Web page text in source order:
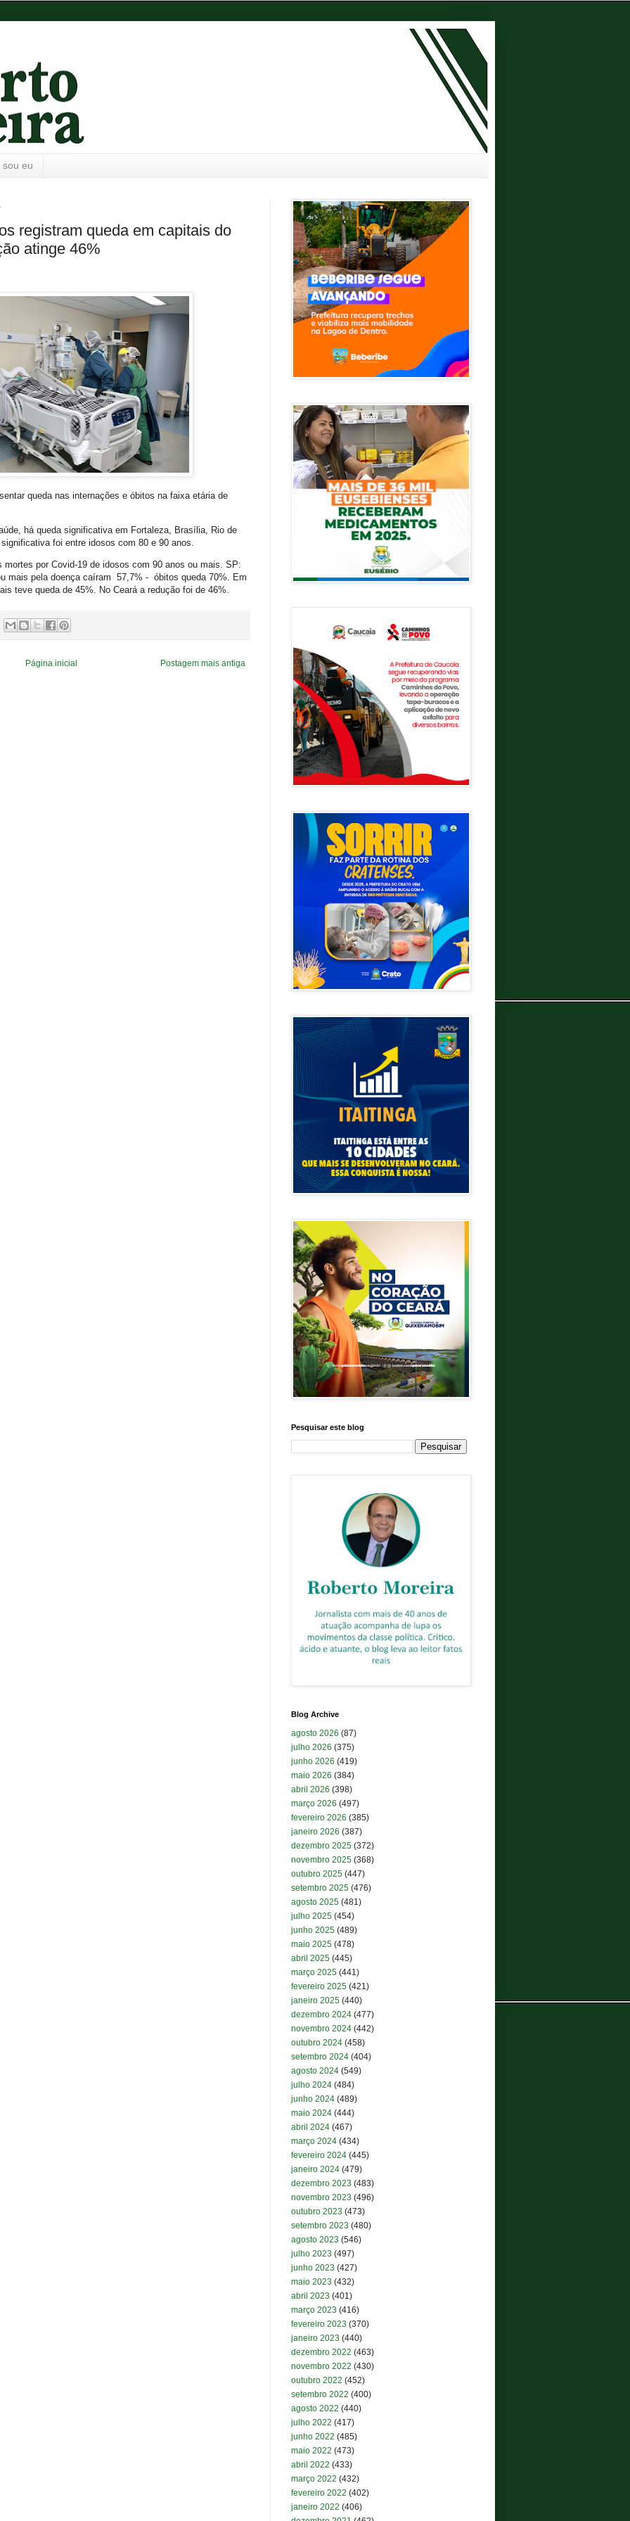
sou eu
registram queda em capitais do
atinge 46%
queda nas internações e óbitos na faixa etária de
há queda significativa em Fortaleza, Brasília, Rio de
foi entre idosos com 80 e 90 anos.
mortes por Covid-19 de idosos com 90 anos ou mais. SP:
mais pela doença caíram 57,7% - óbitos queda 70%. Em
teve queda de 45%. No Ceará a redução foi de 46%.
Postagem mais antiga
Página inicial
Pesquisar este blog
Blog Archive
agosto 2026 (87)
julho 2026 (375)
junho 2026 (419)
maio 2026 (384)
abril 2026 (398)
março 2026 (497)
fevereiro 2026 (385)
janeiro 2026 (387)
dezembro 2025 (372)
novembro 2025 (368)
outubro 2025 (447)
setembro 2025 (476)
agosto 2025 (481)
julho 2025 (454)
junho 2025 (489)
maio 2025 (478)
abril 2025 (445)
março 2025 (441)
fevereiro 2025 (421)
janeiro 2025 (440)
dezembro 2024 (477)
novembro 2024 (442)
outubro 2024 (458)
setembro 2024 (404)
agosto 2024 (549)
julho 2024 (484)
junho 2024 (489)
maio 2024 (444)
abril 2024 (467)
março 2024 (434)
fevereiro 2024 (445)
janeiro 2024 (479)
dezembro 2023 (483)
novembro 2023 (496)
outubro 2023 (473)
setembro 2023 (480)
agosto 2023 (546)
julho 2023 (497)
junho 2023 (427)
maio 2023 (432)
abril 2023 (401)
março 2023 (416)
fevereiro 2023 (370)
janeiro 2023 (440)
dezembro 2022 (463)
novembro 2022 (430)
outubro 2022 (452)
setembro 2022 (400)
agosto 2022 (440)
julho 2022 (417)
junho 2022 (485)
maio 2022 (473)
abril 2022 (433)
março 2022 (432)
fevereiro 2022 (402)
janeiro 2022 (406)